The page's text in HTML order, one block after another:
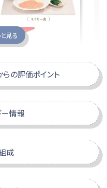
見る
の評価ポイント
情報
小麦
成